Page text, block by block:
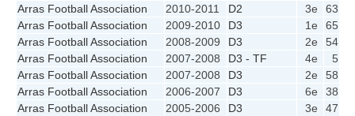
Arras Football Association
2010-2011 D2 3e 63
Arras Football Association
2009-2010 D3 1e 65
Arras Football Association
2008-2009 D3 2e 54
Arras Football Association
2007-2008 D3 - TF 4e 5
Arras Football Association
2007-2008 D3 2e 58
Arras Football Association
2006-2007 D3 6e 38
Arras Football Association
2005-2006 D3 3e 47